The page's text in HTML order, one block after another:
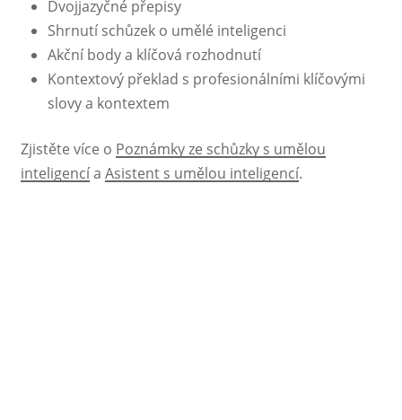
Dvojjazyčné přepisy
Shrnutí schůzek o umělé inteligenci
Akční body a klíčová rozhodnutí
Kontextový překlad s profesionálními klíčovými
slovy a kontextem
Zjistěte více o Poznámky ze schůzky s umělou
inteligencía Asistent s umělou inteligencí.